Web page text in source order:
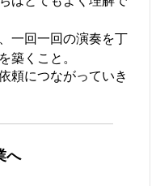
一回一回の演奏を丁
築くこと。
頼につながっていき
へ